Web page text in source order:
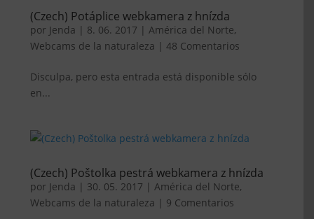
(Czech) Potáplice webkamera z hnízda
por Jenda | 8. 06. 2017 |América del Norte,
Webcams de la naturaleza |48 Comentarios
Disculpa, pero esta entrada está disponible sólo
en...
(Czech) Poštolka pestrá webkamera z hnízda
por Jenda | 30. 05. 2017 |América del Norte,
Webcams de la naturaleza | 9 Comentarios